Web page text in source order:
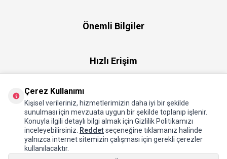
Önemli Bilgiler
Hızlı Erişim
Hakkımızda
Çerez Kullanımı
Kişisel verileriniz, hizmetlerimizin daha iyi bir şekilde
sunulması için mevzuata uygun bir şekilde toplanıp işlenir.
Konuyla ilgili detaylı bilgi almak için Gizlilik Politikamızı
inceleyebilirsiniz.
Reddetseçeneğine tıklamanız halinde
yalnızca internet sitemizin çalışması için gerekli çerezler
kullanılacaktır.